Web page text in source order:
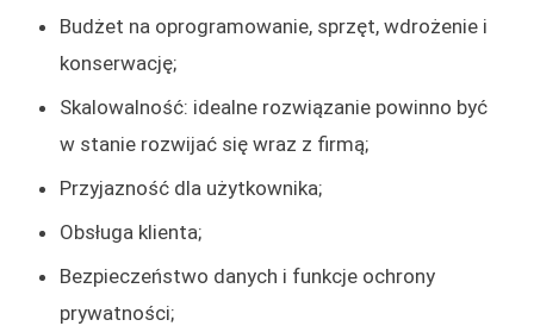
Budżet na oprogramowanie, sprzęt, wdrożenie i
konserwację;
Skalowalność: idealne rozwiązanie powinno być
w stanie rozwijać się wraz z firmą;
Przyjazność dla użytkownika;
Obsługa klienta;
Bezpieczeństwo danych i funkcje ochrony
prywatności;